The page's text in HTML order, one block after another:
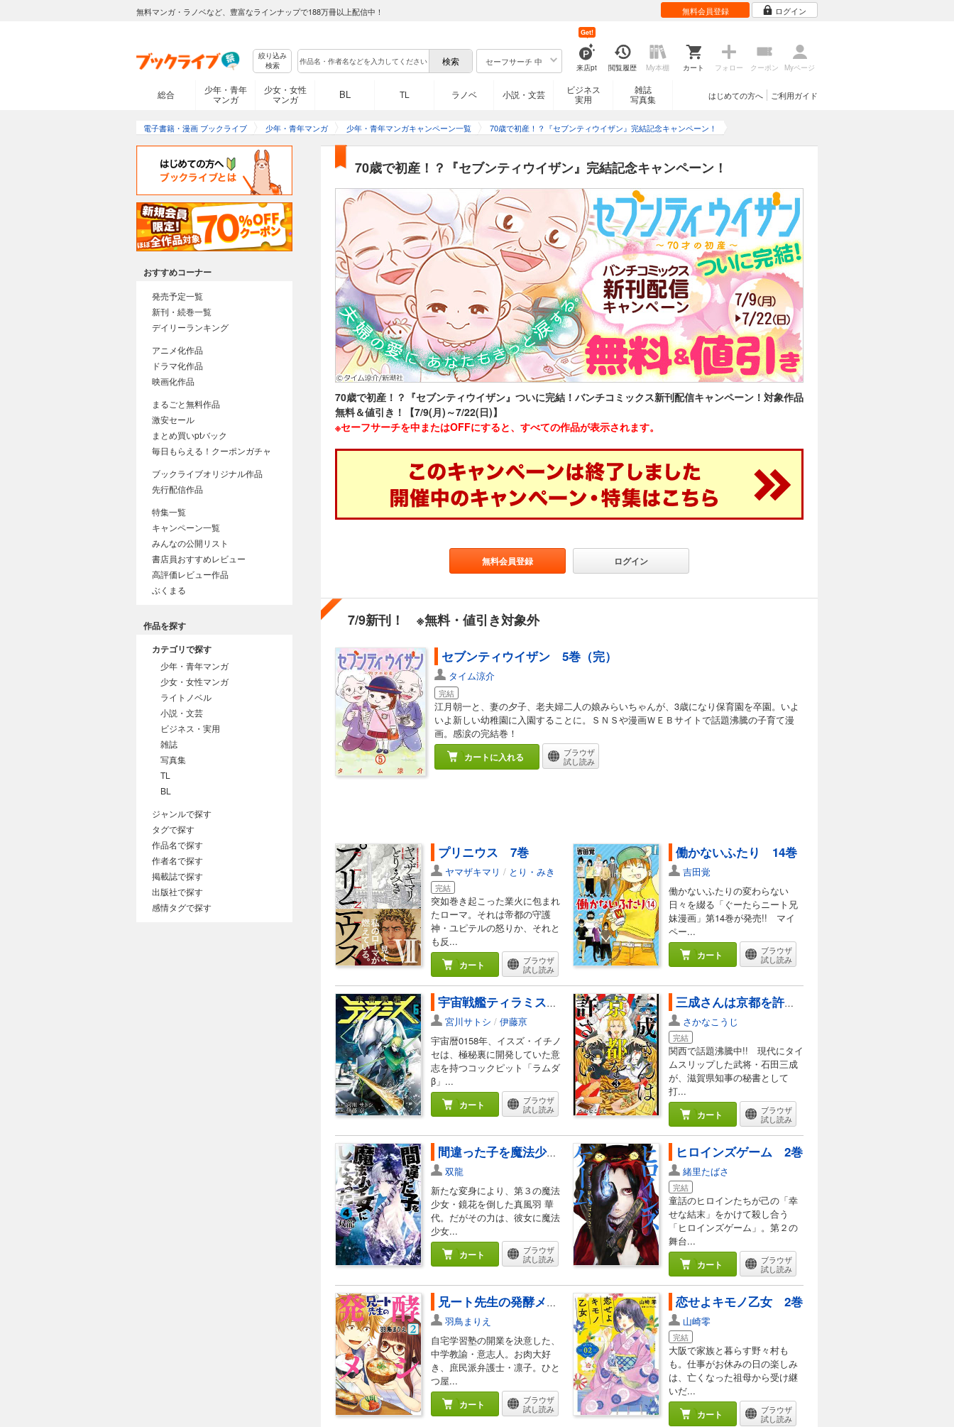
無料マンガ・ラノベなど、豊富なラインナップで188万冊以上配信中！ 無料会員登録 ログイン
絞り込み
検索
セーフサーチ 中
来店pt
Get!
閲覧履歴 My本棚 カート フォロー クーポン Myページ
総合
少年・青年
マンガ
少女・女性
マンガ
BL TL ラノベ 小説・文芸
ビジネス
実用
雑誌
写真集
ご利用ガイド
はじめての方へ
電子書籍・漫画 ブックライブ 少年・青年マンガ 少年・青年マンガキャンペーン一覧 70歳で初産！？『セブンティウイザン』完結記念キャンペーン！
おすすめコーナー
発売予定一覧
新刊・続巻一覧
デイリーランキング
アニメ化作品
ドラマ化作品
映画化作品
まるごと無料作品
激安セール
まとめ買いptバック
毎日もらえる！クーポンガチャ
ブックライブオリジナル作品
先行配信作品
特集一覧
キャンペーン一覧
みんなの公開リスト
書店員おすすめレビュー
高評価レビュー作品
ぶくまる
作品を探す
カテゴリで探す
少年・青年マンガ
少女・女性マンガ
ライトノベル
小説・文芸
ビジネス・実用
雑誌
写真集
TL
BL
ジャンルで探す
タグで探す
作品名で探す
作者名で探す
掲載誌で探す
出版社で探す
感情タグで探す
70歳で初産！？『セブンティウイザン』完結記念キャンペーン！
70歳で初産！？『セブンティウイザン』ついに完結！バンチコミックス新刊配信キャンペーン！対象作品
無料＆値引き！【7/9(月)～7/22(日)】
※セーフサーチを中またはOFFにすると、すべての作品が表示されます。
無料会員登録 ログイン
7/9新刊！ ※無料・値引き対象外
セブンティウイザン 5巻（完）
タイム涼介
完結
江月朝一と、妻の夕子、老夫婦二人の娘みらいちゃんが、3歳になり保育園を卒園。いよ
いよ新しい幼稚園に入園することに。ＳＮＳや漫画ＷＥＢサイトで話題沸騰の子育て漫
画。感涙の完結巻！
カートに入れる
ブラウザ
試し読み
プリニウス 7巻
ヤマザキマリ / とり・みき
完結
突如巻き起こった業火に包まれ
たローマ。それは帝都の守護
神・ユピテルの怒りか、それと
も反...
カート
ブラウザ
試し読み
働かないふたり 14巻
吉田覚
働かないふたりの変わらない
日々を綴る「ぐーたらニート兄
妹漫画」第14巻が発売!! マイ
ペー...
カート
ブラウザ
試し読み
宇宙戦艦ティラミス 6巻
宮川サトシ / 伊藤亰
宇宙暦0158年、イスズ・イチノ
セは、極秘裏に開発していた意
志を持つコックピット「ラムダ
β」...
カート
ブラウザ
試し読み
三成さんは京都を許さない―琵琶湖ノ水ヲ止メヨ― 3巻
さかなこうじ
完結
関西で話題沸騰中!! 現代にタイ
ムスリップした武将・石田三成
が、滋賀県知事の秘書として
打...
カート
ブラウザ
試し読み
間違った子を魔法少女にしてしまった 4巻
双龍
新たな変身により、第３の魔法
少女・鏡花を倒した真風羽 華
代。だがその力は、彼女に魔法
少女...
カート
ブラウザ
試し読み
ヒロインズゲーム 2巻
緒里たばさ
完結
童話のヒロインたちが己の「幸
せな結末」をかけて殺し合う
「ヒロインズゲーム」。第２の
舞台...
カート
ブラウザ
試し読み
兄ート先生の発酵メシ 2巻（完）
羽鳥まりえ
自宅学習塾の開業を決意した、
中学教諭・意志人。お肉大好
き、庶民派弁護士・凛子。ひと
つ屋...
カート
ブラウザ
試し読み
恋せよキモノ乙女 2巻
山崎零
完結
大阪で家族と暮らす野々村も
も。仕事がお休みの日の楽しみ
は、亡くなった祖母から受け継
いだ...
カート
ブラウザ
試し読み